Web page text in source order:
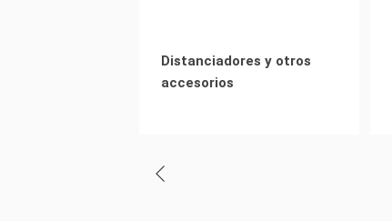
Distanciadores y otros
accesorios